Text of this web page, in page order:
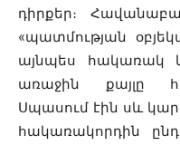
դիրքեր։
«պատմության
այնպես հակառակ
առաջին քայլը
Սպասում էին սև
հակառակորդին